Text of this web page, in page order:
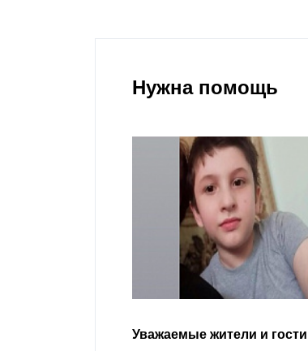
Нужна помощь
Уважаемые земляки и все